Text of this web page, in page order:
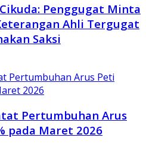
Penggugat Minta
Ahli Tergugat
Saksi
Pertumbuhan Arus
pada Maret 2026